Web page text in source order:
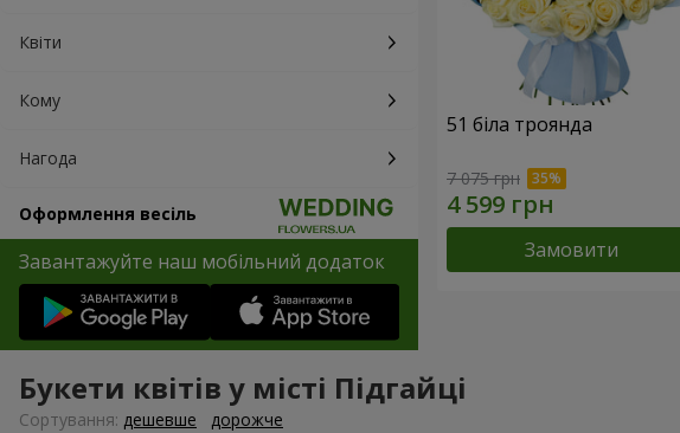
Квіти
Кому
Нагода
Оформлення весіль
Завантажуйте наш мобільний додаток
51 біла троянда
7 075 грн
Замовити
Букети квітів у місті Підгайці
Сортування: дешевше дорожче